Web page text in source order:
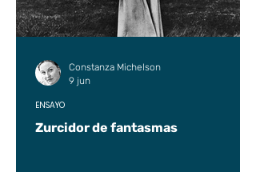
Zurcidor de fantasmas
ENSAYO
Constanza Michelson
9 jun